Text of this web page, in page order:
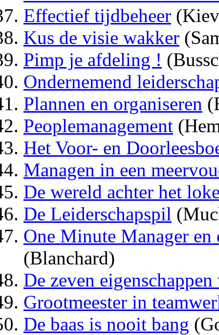
Effectief tijdbeheer
Kus de visie wakker
Pimp je afdeling !
Ondernemend
Plannen en organiseren
Peoplemanagement
Het Voor- en
Managen in een
De wereld achter het
De Leiderschapspil
One Minute Manager en
(Blanchard)
De zeven
Grootmeester in
De baas is nooit bang